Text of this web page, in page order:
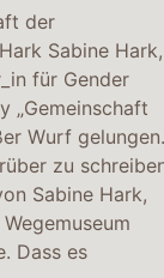
der
Sabine Hark,
für Gender
„Gemeinschaft
Wurf gelungen.
zu
Sabine Hark,
Dass es